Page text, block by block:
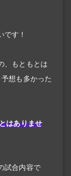
です！
、もともとは
想も多かった
はありませ
試合内容で